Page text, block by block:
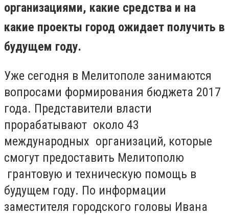
организациями, какие средства и на
какие проекты город ожидает получить в
будущем году.
Уже сегодня в Мелитополе занимаются
вопросами формирования бюджета 2017
года. Представители власти
прорабатывают около 43
международных организаций, которые
смогут предоставить Мелитополю
грантовую и техническую помощь в
будущем году. По информации
заместителя городского головы Ивана